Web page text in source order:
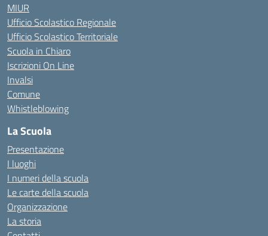
MIUR
Ufficio Scolastico Regionale
Ufficio Scolastico Territoriale
Scuola in Chiaro
Iscrizioni On Line
Invalsi
Comune
Whistleblowing
La Scuola
Presentazione
I luoghi
I numeri della scuola
Le carte della scuola
Organizzazione
La storia